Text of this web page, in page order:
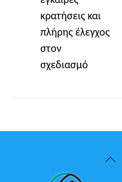
κρατήσεις και
πλήρης έλεγχος
στον
σχεδιασμό
Back